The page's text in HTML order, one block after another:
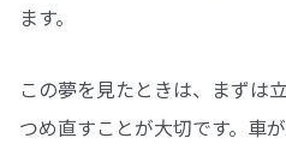
ます。
この夢を見たときは、まずは
つめ直すことが大切です。車